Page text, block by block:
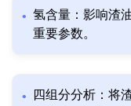
氢含量：影响渣
重要参数。
四组分分析：将